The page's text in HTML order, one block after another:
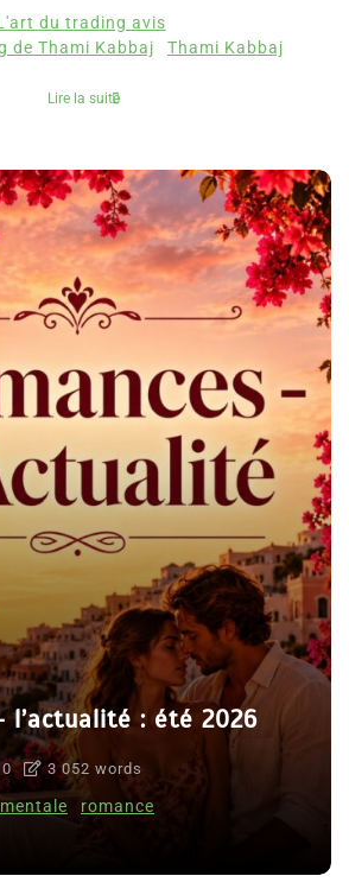
du trading avis
de Thami Kabbaj
Thami Kabbaj
Lire la suite
l’actualité : été 2026
0 3 052 words
romance